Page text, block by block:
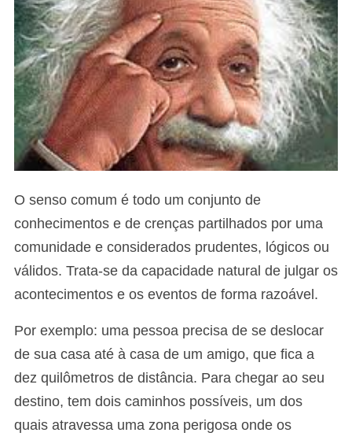
O senso comum é todo um conjunto de
conhecimentos e de crenças partilhados por uma
comunidade e considerados prudentes, lógicos ou
válidos. Trata-se da capacidade natural de julgar os
acontecimentos e os eventos de forma razoável.
Por exemplo: uma pessoa precisa de se deslocar
de sua casa até à casa de um amigo, que fica a
dez quilômetros de distância. Para chegar ao seu
destino, tem dois caminhos possíveis, um dos
quais atravessa uma zona perigosa onde os